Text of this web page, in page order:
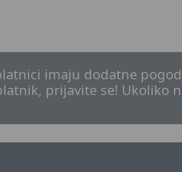
imaju dodatne
prijavite se! Ukoliko